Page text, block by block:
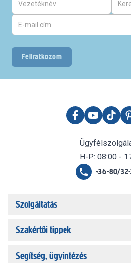
Feliratkozom
H-P: 08:00 -
+36-80/32-
Szolgáltatás
Szakértői tippek
Segítség, ügyintézés